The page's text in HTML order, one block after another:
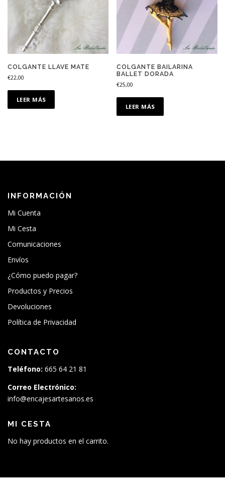
COLGANTE LLAVE MATE
€22,00
LEER MÁS
COLGANTE BAILARINA
BALLET DORADA
€25,00
LEER MÁS
INFORMACIÓN
Mi Cuenta
Mi Cesta
Comunicaciones
Envíos
¿Cómo puedo pagar?
Productos y Precios
Devoluciones
Política de Privacidad
CONTACTO
Teléfono: 665 64 21 81
Correo Electrónico:
info@encajesartesanos.es
MI CESTA
No hay productos en el carrito.